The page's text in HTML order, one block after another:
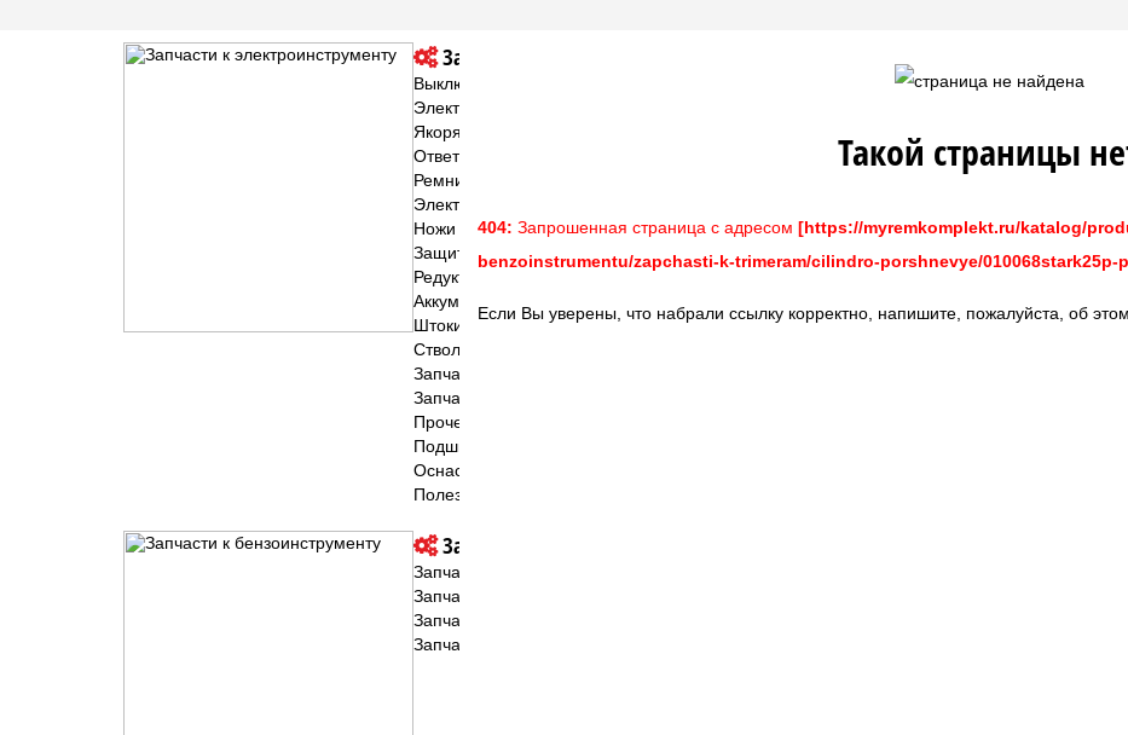
Запчасти к электроинструменту
Выключатели и кнопки
Электроугольные щетки
Якоря и статоры
Ответные шестерни и...
Ремни
Электродвигатели
Ножи для рубанков и станков
Защитные кожухи
Редукторы и корпуса редукторов
Аккумуляторы для...
Штоки для лобзика,...
Стволы и патроны, пьяные...
Запчасти к цепным электропилам
Запчасти к насосным станциям
Прочее(эл.и.)
Подшипники
Оснастка
Полезное
Запчасти к бензоинструменту
Запчасти к бензопилам
Запчасти к бензотриммерам...
Запчасти к мотоблокам и...
Запчасти для генераторов
Такой страницы
404: Запрошенная страница с адресом [https://myremkomplekt.ru/katalog/
benzoinstrumentu/zapchasti-k-trimeram/cilindro-porshnevye/010068stark25p-
Если Вы уверены, что набрали ссылку корректно, напишите, пожалуйста, об